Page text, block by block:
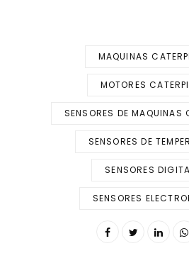
MAQUINAS
MOTORES
SENSORES DE MAQUINAS
SENSORES DE
SENSORES
SENSORES